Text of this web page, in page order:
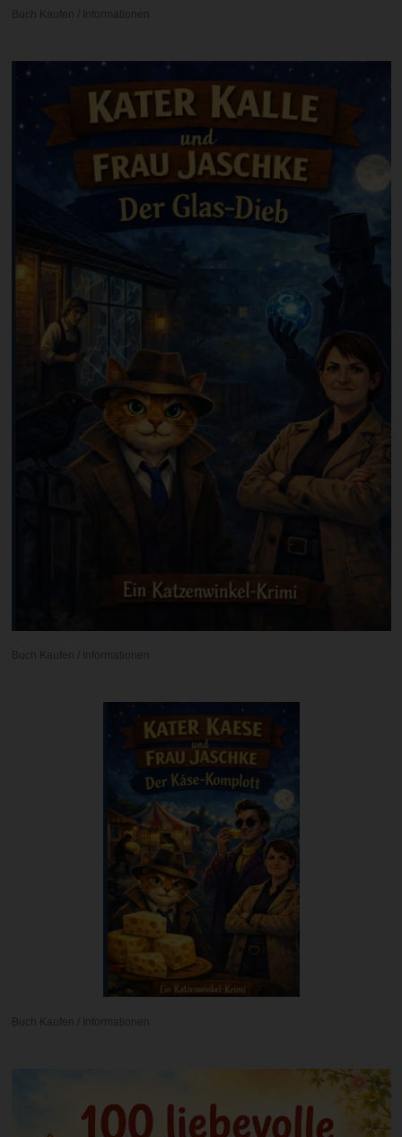
Buch Kaufen / Informationen
Buch Kaufen / Informationen
Buch Kaufen / Informationen